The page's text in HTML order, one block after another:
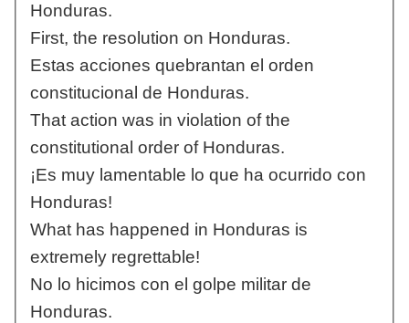
Honduras.
First, the resolution on Honduras.
Estas acciones quebrantan el orden
constitucional de Honduras.
That action was in violation of the
constitutional order of Honduras.
¡Es muy lamentable lo que ha ocurrido con
Honduras!
What has happened in Honduras is
extremely regrettable!
No lo hicimos con el golpe militar de
Honduras.